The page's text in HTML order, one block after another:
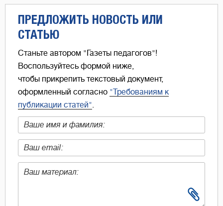
ПРЕДЛОЖИТЬ НОВОСТЬ ИЛИ
СТАТЬЮ
Станьте автором "Газеты педагогов"!
Воспользуйтесь формой ниже,
чтобы прикрепить текстовый документ,
оформленный согласно "Требованиям к
публикации статей".